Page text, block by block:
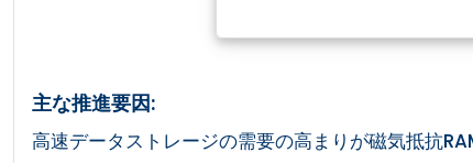
主な推進要因:
高速データストレージの需要の高まりが磁気抵抗